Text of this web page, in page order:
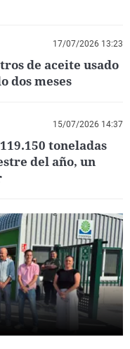
17/07/2026 13:23
de aceite usado
dos meses
15/07/2026 14:37
toneladas
del año, un